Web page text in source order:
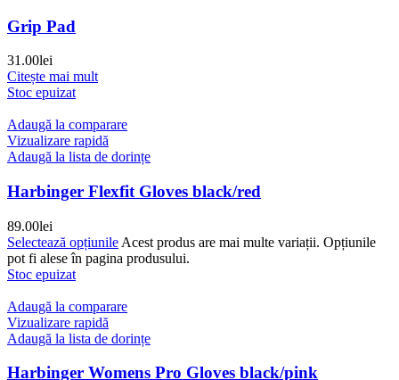
Grip Pad
31.00lei
Citește mai mult
Stoc epuizat
Adaugă la comparare
Vizualizare rapidă
Adaugă la lista de dorințe
Harbinger Flexfit Gloves black/red
89.00lei
Selectează opțiunile Acest produs are mai multe variații. Opțiunile
pot fi alese în pagina produsului.
Stoc epuizat
Adaugă la comparare
Vizualizare rapidă
Adaugă la lista de dorințe
Harbinger Womens Pro Gloves black/pink